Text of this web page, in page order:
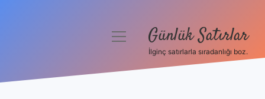
menüyü Günlük Satırlar
İlginç satırlarla sıradanlığı boz.